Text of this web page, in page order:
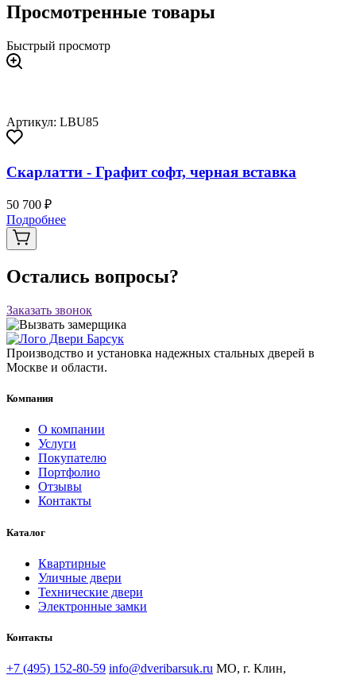
Просмотренные товары
Быстрый просмотр
Артикул: LBU85
Скарлатти - Графит софт, черная вставка
50 700 ₽
Подробнее
Остались вопросы?
Заказать звонок
Производство и установка надежных стальных дверей в
Москве и области.
Компания
О компании
Услуги
Покупателю
Портфолио
Отзывы
Контакты
Каталог
Квартирные
Уличные двери
Технические двери
Электронные замки
Контакты
+7 (495) 152-80-59 info@dveribarsuk.ru МО, г. Клин,